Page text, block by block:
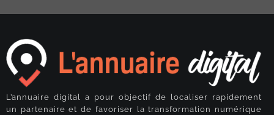
L’annuaire digital a pour objectif de localiser rapidement
un partenaire et de favoriser la transformation numérique